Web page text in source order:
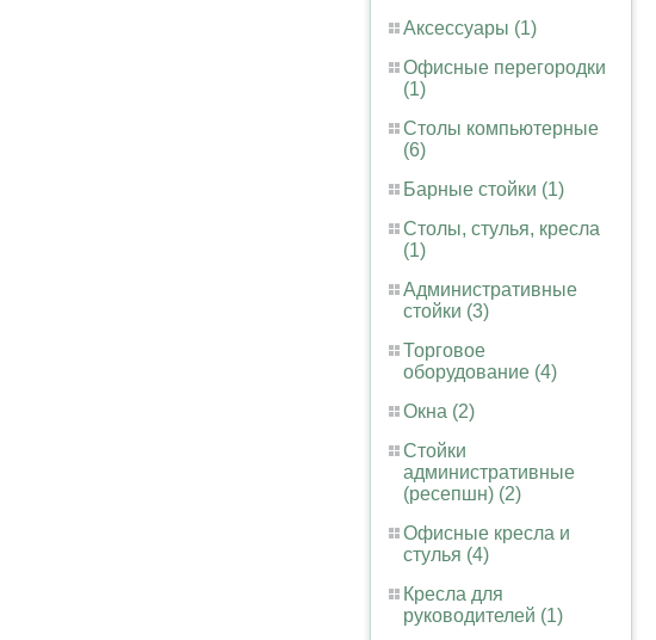
Аксессуары (1)
Офисные перегородки
(1)
Столы компьютерные
(6)
Барные стойки (1)
Столы, стулья, кресла
(1)
Административные
стойки (3)
Торговое
оборудование (4)
Окна (2)
Стойки
административные
(ресепшн) (2)
Офисные кресла и
стулья (4)
Кресла для
руководителей (1)